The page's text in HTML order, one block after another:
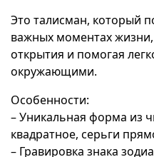
Это талисман, который
важных моментах
открытия и помогая
окружающими.
Особенности:
– Уникальная форма из
квадратное, серьги
– Гравировка знака